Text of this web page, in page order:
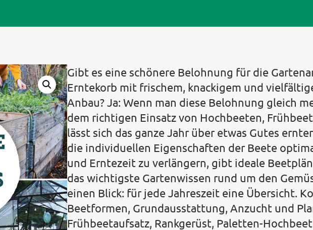
Gibt es eine schönere Belohnung für die
Erntekorb mit frischem, knackigem und
Anbau? Ja: Wenn man diese Belohnung gleich
dem richtigen Einsatz von Hochbeeten,
lässt sich das ganze Jahr über etwas Gutes
die individuellen Eigenschaften der Beete
und Erntezeit zu verlängern, gibt ideale
das wichtigste Gartenwissen rund um den
einen Blick: für jede Jahreszeit eine Übersicht.
Beetformen, Grundausstattung, Anzucht und
Frühbeetaufsatz, Rankgerüst, Paletten-